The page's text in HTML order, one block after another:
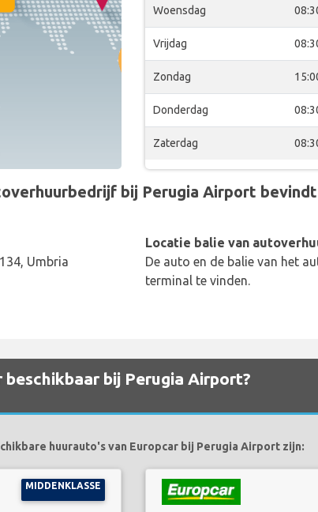
Woensdag
Vrijdag
Zondag
Donderdag
Zaterdag
bij Perugia Airport
Umbria
Locatie balie van
De auto en de balie van het
terminal te vinden.
bij Perugia Airport?
huurauto's van Europcar bij Perugia Airport zijn:
MIDDENKLASSE